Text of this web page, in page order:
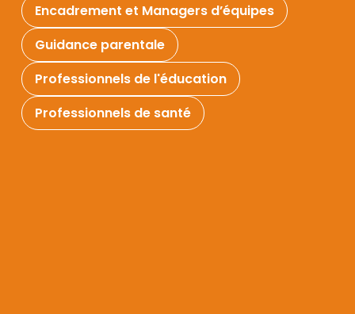
Encadrement et Managers d’équipes
Guidance parentale
Professionnels de l'éducation
Professionnels de santé